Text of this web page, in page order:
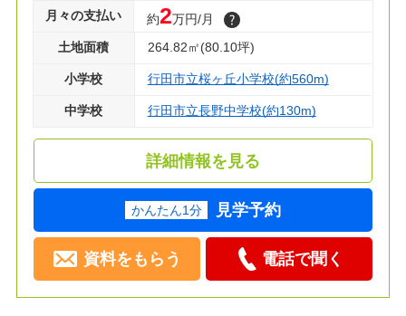
月々の支払い 約2万円/月
土地面積 264.82㎡(80.10坪)
小学校 行田市立桜ヶ丘小学校(約560m)
中学校 行田市立長野中学校(約130m)
詳細情報を見る
かんたん1分 見学予約
資料をもらう 電話で聞く